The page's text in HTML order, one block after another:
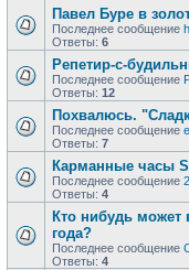
Павел Буре в
Последнее сообщение
Ответы: 6
Репетир-с-
Последнее сообщение
Ответы: 12
Похвалюсь.
Последнее сообщение
Ответы: 7
Карманные часы
Последнее сообщение
Ответы: 4
Кто нибудь может
года?
Последнее сообщение
Ответы: 4